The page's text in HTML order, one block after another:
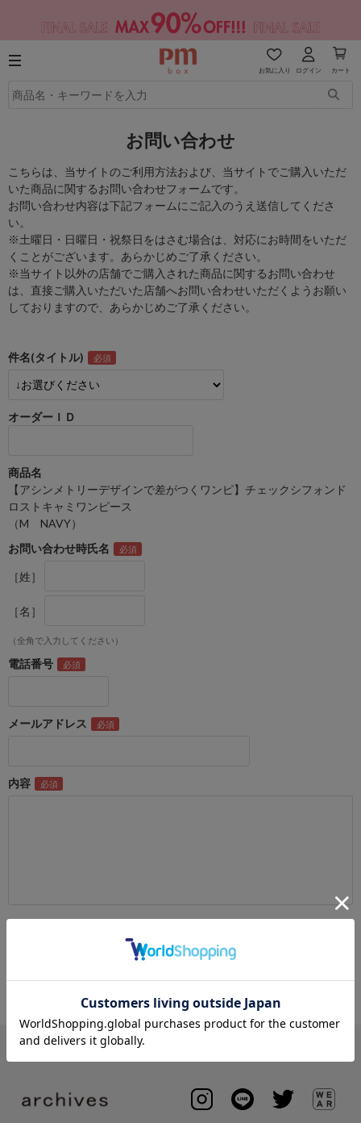
お気に入り ログイン カート
お問い合わせ
こちらは、当サイトのご利用方法および、当サイトでご購入いただ
いた商品に関するお問い合わせフォームです。
お問い合わせ内容は下記フォームにご記入のうえ送信してくださ
い。
※土曜日・日曜日・祝祭日をはさむ場合は、対応にお時間をいただ
くことがございます。あらかじめご了承ください。
※当サイト以外の店舗でご購入された商品に関するお問い合わせ
は、直接ご購入いただいた店舗へお問い合わせいただくようお願い
しておりますので、あらかじめご了承ください。
件名(タイトル)
オーダーＩＤ
商品名
【アシンメトリーデザインで差がつくワンピ】チェックシフォンド
ロストキャミワンピース
（M NAVY）
お問い合わせ時氏名
［姓］
［名］
（全角で入力してください）
電話番号
メールアドレス
内容